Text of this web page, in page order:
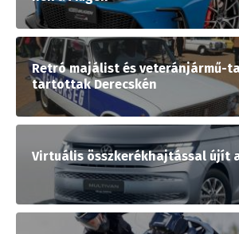
Retró majálist és veteránjármű-
tartottak Derecskén
Virtuális összkerékhajtással újít